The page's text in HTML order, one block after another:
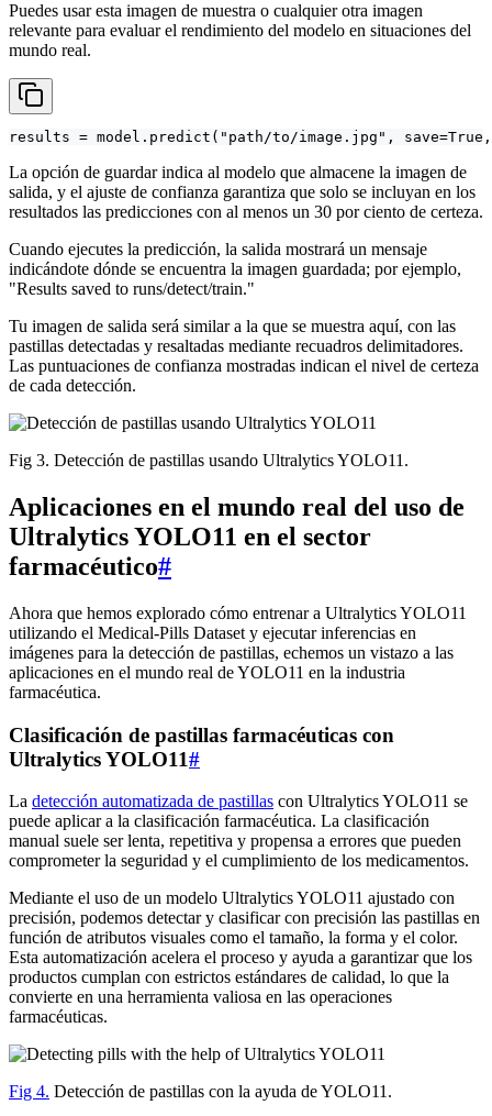
Puedes usar esta imagen de muestra o cualquier otra imagen
relevante para evaluar el rendimiento del modelo en situaciones del
mundo real.
results = model.predict("path/to/image.jpg",
La opción de guardar indica al modelo que almacene la imagen de
salida, y el ajuste de confianza garantiza que solo se incluyan en los
resultados las predicciones con al menos un 30 por ciento de certeza.
Cuando ejecutes la predicción, la salida mostrará un mensaje
indicándote dónde se encuentra la imagen guardada; por ejemplo,
"Results saved to runs/detect/train."
Tu imagen de salida será similar a la que se muestra aquí, con las
pastillas detectadas y resaltadas mediante recuadros delimitadores.
Las puntuaciones de confianza mostradas indican el nivel de certeza
de cada detección.
Fig 3. Detección de pastillas usando Ultralytics YOLO11.
Aplicaciones en el mundo real del uso de
Ultralytics YOLO11 en el sector
farmacéutico#
Ahora que hemos explorado cómo entrenar a Ultralytics YOLO11
utilizando el Medical-Pills Dataset y ejecutar inferencias en
imágenes para la detección de pastillas, echemos un vistazo a las
aplicaciones en el mundo real de YOLO11 en la industria
farmacéutica.
Clasificación de pastillas farmacéuticas con
Ultralytics YOLO11#
La detección automatizada de pastillas con Ultralytics YOLO11 se
puede aplicar a la clasificación farmacéutica. La clasificación
manual suele ser lenta, repetitiva y propensa a errores que pueden
comprometer la seguridad y el cumplimiento de los medicamentos.
Mediante el uso de un modelo Ultralytics YOLO11 ajustado con
precisión, podemos detectar y clasificar con precisión las pastillas en
función de atributos visuales como el tamaño, la forma y el color.
Esta automatización acelera el proceso y ayuda a garantizar que los
productos cumplan con estrictos estándares de calidad, lo que la
convierte en una herramienta valiosa en las operaciones
farmacéuticas.
Fig 4. Detección de pastillas con la ayuda de YOLO11.